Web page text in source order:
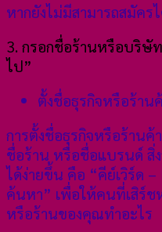
หากยังไม่มีสามารถสมัคร
3. กรอกชื่อร้านหรือบริษั
ไป”
ตั้งชื่อธุรกิจหรือร้าน
การตั้งชื่อธุรกิจหรือร้านค้
ชื่อร้าน หรือชื่อแบรนด์ สิ่
ได้ง่ายขึ้น คือ “คีย์เวิร์ด
ค้นหา” เพื่อให้คนที่เสิร์
หรือร้านของคุณทำอะไร